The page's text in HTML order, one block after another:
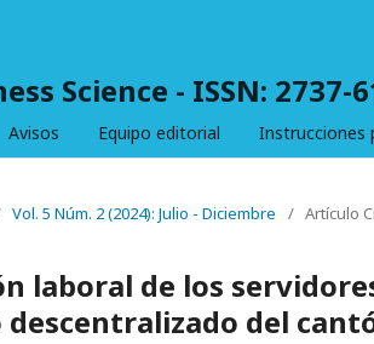
Science - ISSN: 2737-
Avisos Equipo editorial Instrucciones
Vol. 5 Núm. 2 (2024): Julio - Diciembre / Artículo
laboral de los
del